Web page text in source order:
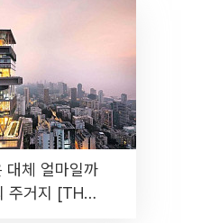
대체 얼마일까
주거지 [THE